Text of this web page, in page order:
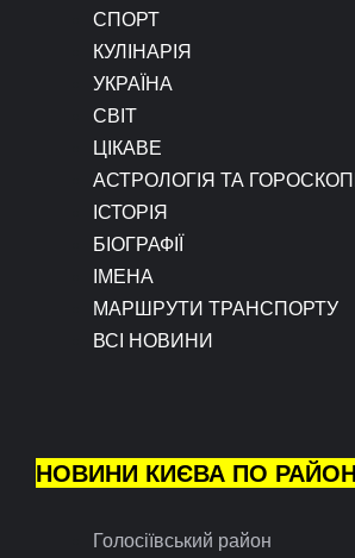
СПОРТ
КУЛІНАРІЯ
УКРАЇНА
СВІТ
ЦІКАВЕ
АСТРОЛОГІЯ ТА
ІСТОРІЯ
БІОГРАФІЇ
ІМЕНА
МАРШРУТИ ТРАНСПОРТУ
ВСІ НОВИНИ
НОВИНИ КИЄВА ПО
Голосіївський район